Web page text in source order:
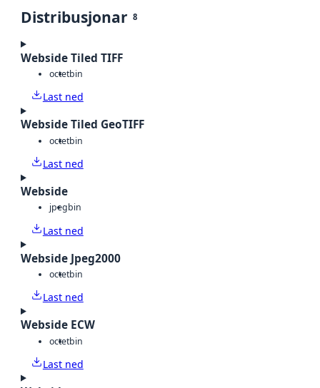
Distribusjonar 8
Webside Tiled TIFF
octetbin
Last ned
Webside Tiled GeoTIFF
octetbin
Last ned
Webside
jpegbin
Last ned
Webside Jpeg2000
octetbin
Last ned
Webside ECW
octetbin
Last ned